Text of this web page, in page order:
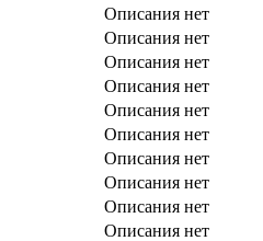
Описания нет
Описания нет
Описания нет
Описания нет
Описания нет
Описания нет
Описания нет
Описания нет
Описания нет
Описания нет